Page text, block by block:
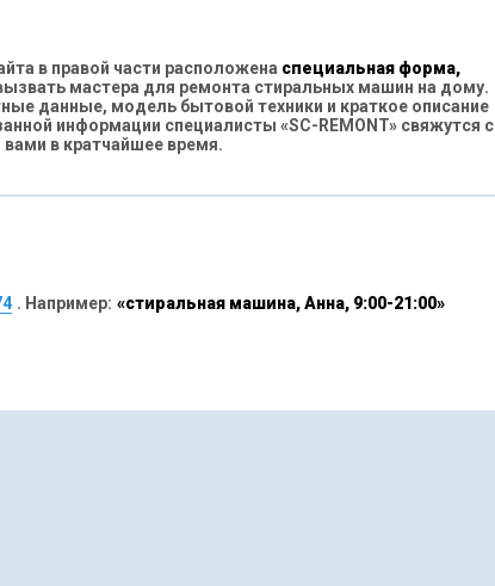
в правой части расположена специальная форма,
мастера для ремонта стиральных машин на дому.
данные, модель бытовой техники и краткое описание
информации специалисты «SC-REMONT» свяжутся с
вами в кратчайшее время.
. Например: «стиральная машина, Анна, 9:00-21:00»